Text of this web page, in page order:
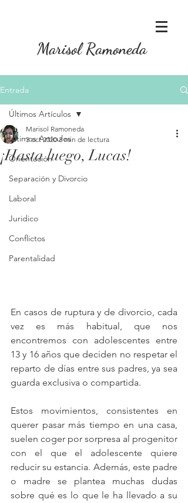
Marisol Ramoneda
Entrada
Últimos Artículos
Orientación
Separación y Divorcio
Laboral
Juridico
Conflictos
Parentalidad
Últimos Artículos
¡Hasta luego, Lucas!
Marisol Ramoneda
3 oct 2020 3 min de lectura
En casos de ruptura y de divorcio, cada
vez es más habitual, que nos
encontremos con adolescentes entre
13 y 16 años que deciden no respetar el
reparto de días entre sus padres, ya sea
guarda exclusiva o compartida.
Estos movimientos, consistentes en
querer pasar más tiempo en una casa,
suelen coger por sorpresa al progenitor
con el que el adolescente quiere
reducir su estancia. Además, este padre
o madre se plantea muchas dudas
sobre qué es lo que le ha llevado a su